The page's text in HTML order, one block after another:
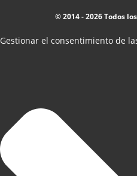
© 2014 - 2026 Todos
Gestionar el consentimiento de